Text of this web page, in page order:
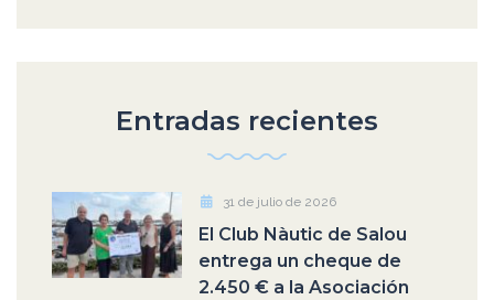
Entradas recientes
31 de julio de 2026
El Club Nàutic de Salou
entrega un cheque de
2.450 € a la Asociación